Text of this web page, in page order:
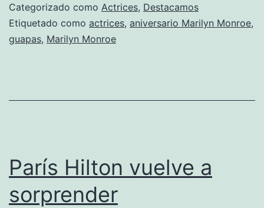
Categorizado como Actrices, Destacamos
Etiquetado como actrices, aniversario Marilyn Monroe,
guapas, Marilyn Monroe
París Hilton vuelve a
sorprender